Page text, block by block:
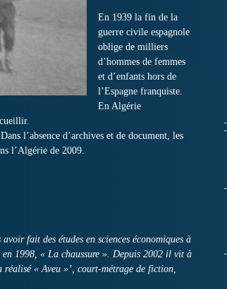
En 1939 la fin de la
guerre civile espagnole
oblige de milliers
d’hommes de femmes
et d’enfants hors de
l’Espagne franquiste.
En Algérie
l’absence d’archives et de document, les
l’Algérie de 2009.
fait des études en sciences économiques à
1998, « La chaussure ». Depuis 2002 il vit à
« Aveu »’, court-métrage de fiction,